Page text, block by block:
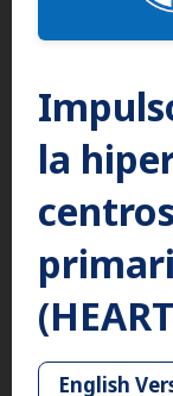
la
English